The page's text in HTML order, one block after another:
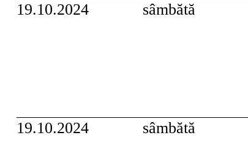
19.10.2024 sâmbătă
19.10.2024 sâmbătă